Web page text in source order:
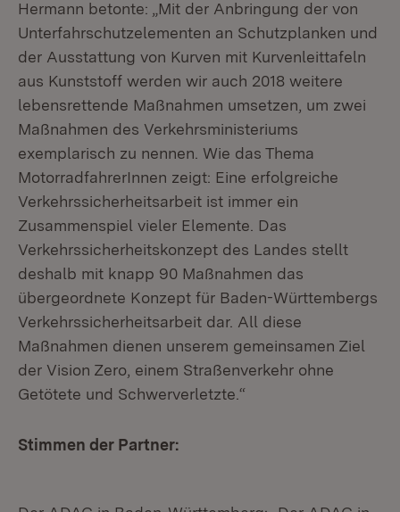
Hermann betonte: „Mit der Anbringung der von
Unterfahrschutzelementen an Schutzplanken und
der Ausstattung von Kurven mit Kurvenleittafeln
aus Kunststoff werden wir auch 2018 weitere
lebensrettende Maßnahmen umsetzen, um zwei
Maßnahmen des Verkehrsministeriums
exemplarisch zu nennen. Wie das Thema
MotorradfahrerInnen zeigt: Eine erfolgreiche
Verkehrssicherheitsarbeit ist immer ein
Zusammenspiel vieler Elemente. Das
Verkehrssicherheitskonzept des Landes stellt
deshalb mit knapp 90 Maßnahmen das
übergeordnete Konzept für Baden-Württembergs
Verkehrssicherheitsarbeit dar. All diese
Maßnahmen dienen unserem gemeinsamen Ziel
der Vision Zero, einem Straßenverkehr ohne
Getötete und Schwerverletzte.“
Stimmen der Partner: